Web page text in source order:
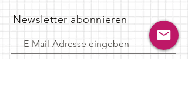
Newsletter abonnieren